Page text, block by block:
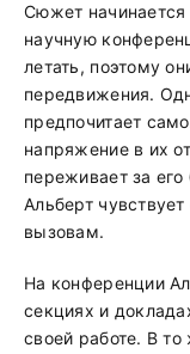
Сюжет начинается
научную
летать, поэтому
передвижения.
предпочитает
напряжение в их
переживает за
Альберт
вызовам.
На конференции
секциях и
своей работе. В